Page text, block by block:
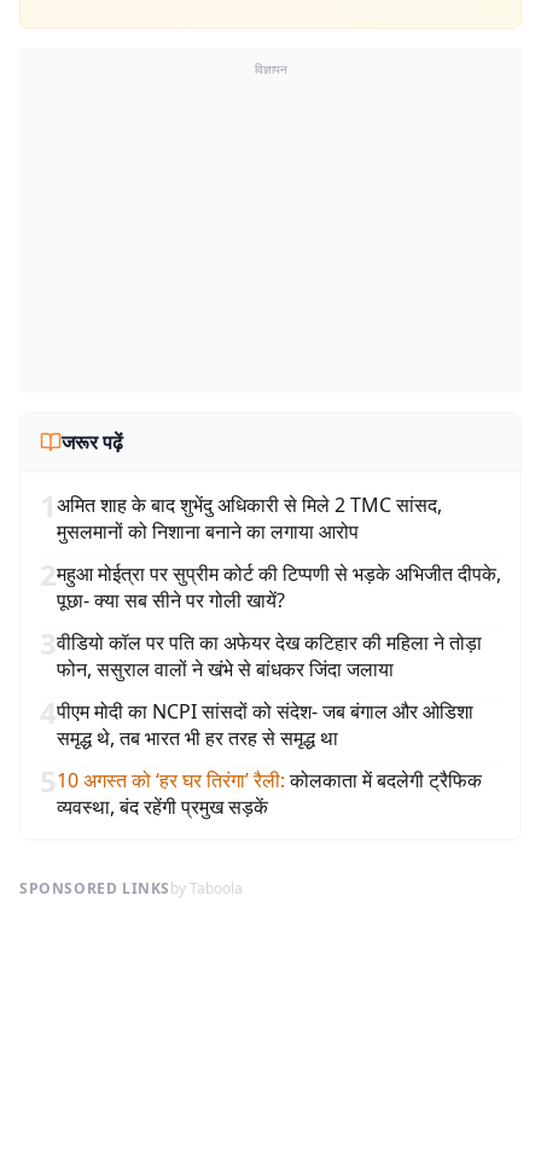
विज्ञापन
जरूर पढ़ें
1अमित शाह के बाद शुभेंदु अधिकारी से मिले 2 TMC सांसद,
मुसलमानों को निशाना बनाने का लगाया आरोप
2महुआ मोईत्रा पर सुप्रीम कोर्ट की टिप्पणी से भड़के अभिजीत दीपके,
पूछा- क्या सब सीने पर गोली खायें?
3वीडियो कॉल पर पति का अफेयर देख कटिहार की महिला ने तोड़ा
फोन, ससुराल वालों ने खंभे से बांधकर जिंदा जलाया
4पीएम मोदी का NCPI सांसदों को संदेश- जब बंगाल और ओडिशा
समृद्ध थे, तब भारत भी हर तरह से समृद्ध था
510 अगस्त को ‘हर घर तिरंगा’ रैली: कोलकाता में बदलेगी ट्रैफिक
व्यवस्था, बंद रहेंगी प्रमुख सड़कें
SPONSORED LINKSby Taboola